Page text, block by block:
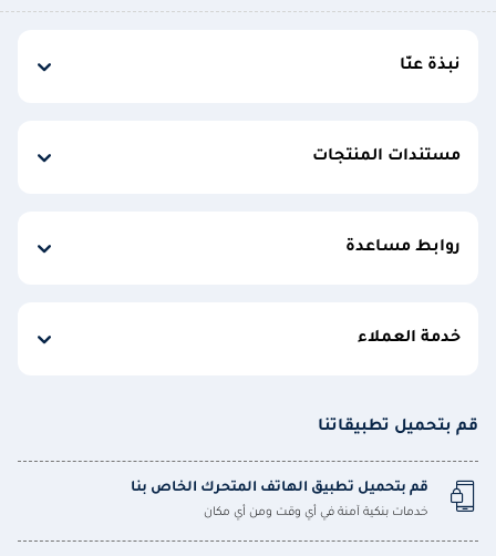
نبذة عنّا
مستندات المنتجات
روابط مساعدة
خدمة العملاء
قم بتحميل تطبيقاتنا
قم بتحميل تطبيق الهاتف المتحرك الخاص بنا
خدمات بنكية آمنة في أي وقت ومن أي مكان